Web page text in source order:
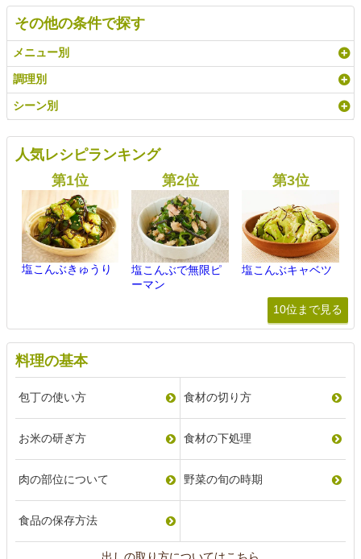
その他の条件で探す
メニュー別
調理別
シーン別
人気レシピランキング
塩こんぶきゅうり
塩こんぶで無限ピ
ーマン
塩こんぶキャベツ
10位まで見る
料理の基本
包丁の使い方 食材の切り方
お米の研ぎ方 食材の下処理
肉の部位について 野菜の旬の時期
食品の保存方法
出しの取り方についてはこちら